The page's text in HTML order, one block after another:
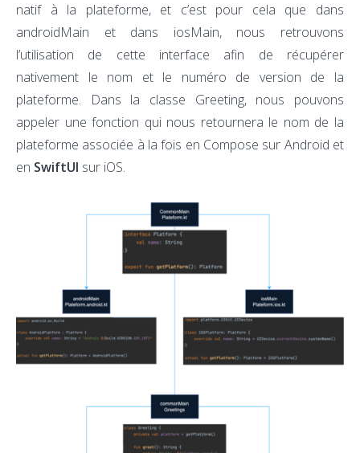
natif à la plateforme, et c’est pour cela que dans
androidMain et dans iosMain, nous retrouvons
l’utilisation de cette interface afin de récupérer
nativement le nom et le numéro de version de la
plateforme. Dans la classe Greeting, nous pouvons
appeler une fonction qui nous retournera le nom de la
plateforme associée à la fois en Compose sur Android et
en SwiftUI sur iOS.